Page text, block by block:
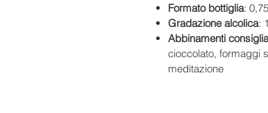
Formato bottiglia:
Gradazione alcolica:
Abbinamenti
cioccolato, formaggi
meditazione